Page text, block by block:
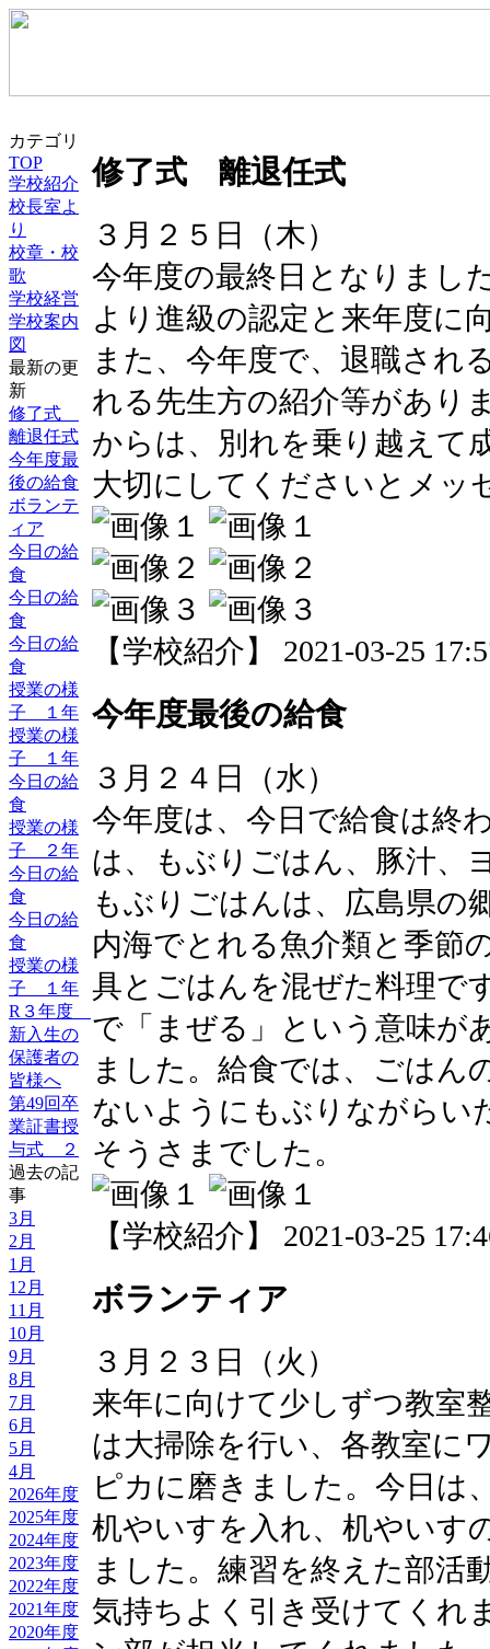
カテゴリ
TOP
学校紹介
校長室よ
り
校章・校
歌
学校経営
学校案内
図
最新の更
新
修了式
離退任式
今年度最
後の給食
ボランテ
ィア
今日の給
食
今日の給
食
今日の給
食
授業の様
子 １年
授業の様
子 １年
今日の給
食
授業の様
子 ２年
今日の給
食
今日の給
食
授業の様
子 １年
R３年度
新入生の
保護者の
皆様へ
第49回卒
業証書授
与式 ２
過去の記
事
3月
2月
1月
12月
11月
10月
9月
8月
7月
6月
5月
4月
2026年度
2025年度
2024年度
2023年度
2022年度
2021年度
2020年度
修了式 離退任式
３月２５日（木）
今年度の最終日となりまし
より進級の認定と来年度に
また、今年度で、退職され
れる先生方の紹介等があり
からは、別れを乗り越えて
大切にしてくださいとメッ
【学校紹介】 2021-03-25
今年度最後の給食
３月２４日（水）
今年度は、今日で給食は終
は、もぶりごはん、豚汁、
もぶりごはんは、広島県の
内海でとれる魚介類と季節
具とごはんを混ぜた料理で
で「まぜる」という意味が
ました。給食では、ごはん
ないようにもぶりながらい
そうさまでした。
【学校紹介】 2021-03-25
ボランティア
３月２３日（火）
来年に向けて少しずつ教室
は大掃除を行い、各教室に
ピカに磨きました。今日は
机やいすを入れ、机やいす
ました。練習を終えた部活
気持ちよく引き受けてくれ